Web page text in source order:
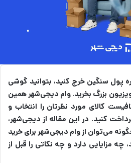
پول سنگین خرج کنید، بتوانید گوشی
بزرگ بخرید. وام دیجی‌شهر همین
کالای مورد نظرتان را انتخاب و
کنید. در این مقاله از دیجی‌شهر،
می‌توان از وام دیجی‌شهر برای خرید
چه مزایایی دارد و چه نکاتی را قبل از